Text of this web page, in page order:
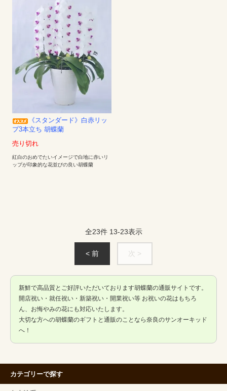
《スタンダード》白赤リッ
プ3本立ち 胡蝶蘭
売り切れ
紅白のおめでたいイメージで白地に赤いリ
ップが印象的な花並びの良い胡蝶蘭
全23件 13-23表示
< 前 次 >
新鮮で高品質とご好評いただいております胡蝶蘭の通販サイトです。
開店祝い・就任祝い・新築祝い・開業祝い等 お祝いの花はもちろ
ん、お悔やみの花にも対応いたします。
大切な方への胡蝶蘭のギフトと通販のことなら奈良のサンオーキッド
へ！
カテゴリーで探す